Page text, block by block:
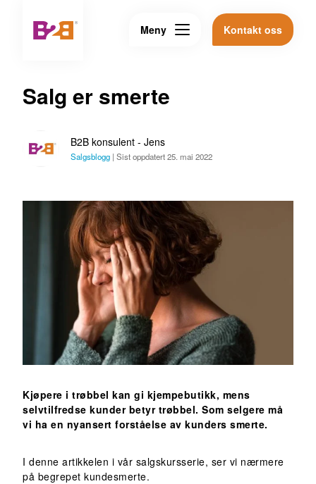
Meny Kontakt oss
Salg er smerte
B2B konsulent - Jens
Salgsblogg | Sist oppdatert 25. mai 2022
Kjøpere i trøbbel kan gi kjempebutikk, mens
selvtilfredse kunder betyr trøbbel. Som selgere må
vi ha en nyansert forståelse av kunders smerte.
I denne artikkelen i vår salgskursserie, ser vi nærmere
på begrepet kundesmerte.